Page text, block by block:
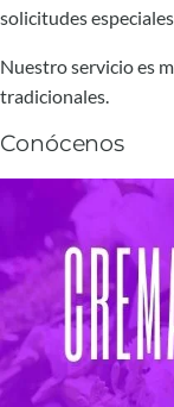
solicitudes
Nuestro servicio es
tradicionales.
Conócenos